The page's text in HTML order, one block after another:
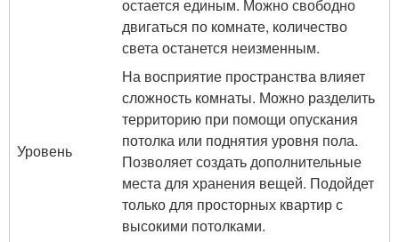
остается единым. Можно свободно
двигаться по комнате, количество
света останется неизменным.
Уровень
На восприятие пространства влияет
сложность комнаты. Можно разделить
территорию при помощи опускания
потолка или поднятия уровня пола.
Позволяет создать дополнительные
места для хранения вещей. Подойдет
только для просторных квартир с
высокими потолками.